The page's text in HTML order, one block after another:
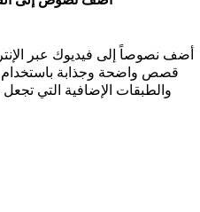
أضف نصوصاً إلى فيديوك عبر
قصص واضحة وجذابة باستخدام
والطبقات الإضافية التي تجعل